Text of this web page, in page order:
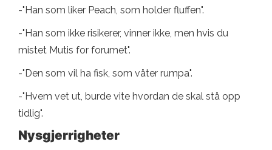
-"Han som liker Peach, som holder fluffen".
-"Han som ikke risikerer, vinner ikke, men hvis du
mistet Mutis for forumet".
-"Den som vil ha fisk, som våter rumpa".
-"Hvem vet ut, burde vite hvordan de skal stå opp
tidlig".
Nysgjerrigheter